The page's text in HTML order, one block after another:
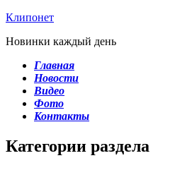
Клипонет
Новинки каждый день
Главная
Новости
Видео
Фото
Контакты
Категории раздела